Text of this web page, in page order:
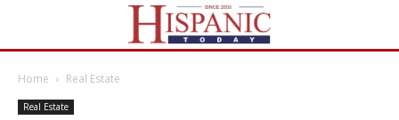
Home Real Estate
Real Estate